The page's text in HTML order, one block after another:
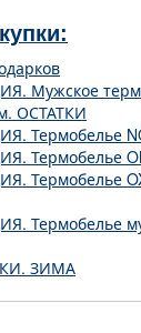
Мужское
ОСТАТКИ
Термобелье
Термобелье
Термобелье
Термобелье
ЗИМА